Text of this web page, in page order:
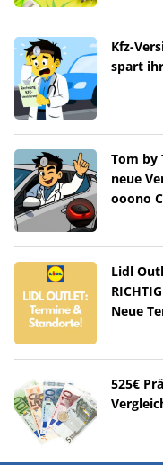
Kfz-
spart
Tom by
neue
ooono
Lidl
Neue
525€